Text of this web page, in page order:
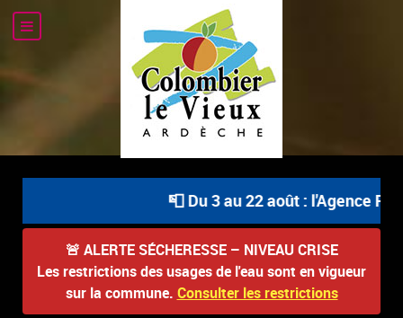
📮 Du 3 au 22 août : l'Agence
🚨 ALERTE SÉCHERESSE – NIVEAU CRISE
Les restrictions des usages de l'eau sont en vigueur
sur la commune. Consulter les restrictions